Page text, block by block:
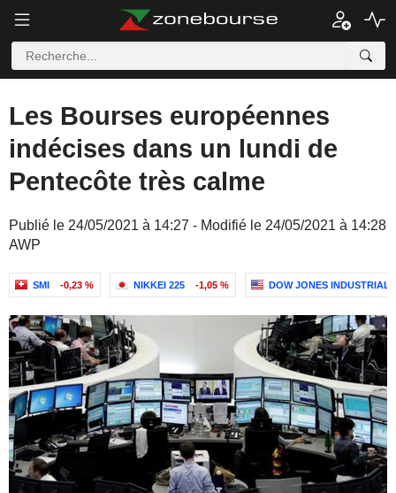
Les Bourses européennes
indécises dans un lundi de
Pentecôte très calme
Publié le 24/05/2021 à 14:27 - Modifié le 24/05/2021 à 14:28
AWP
SMI -0,23 % NIKKEI 225 -1,05 % DOW JONES INDUSTRIAL